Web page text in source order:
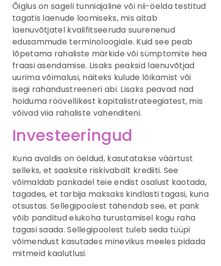
Õiglus on sageli tunniajaline või nii-öelda testitud
tagatis laenude loomiseks, mis aitab
laenuvõtjatel kvalifitseeruda suurenenud
edusammude terminoloogiale. Kuid see peab
lõpetama rahaliste märkide või sümptomite hea
fraasi asendamise. Lisaks peaksid laenuvõtjad
uurima võimalusi, näiteks kulude lõikamist või
isegi rahandustreeneri abi. Lisaks peavad nad
hoiduma röövellikest kapitalistrateegiatest, mis
võivad viia rahaliste vahenditeni.
Investeeringud
Kuna avaldis on öeldud, kasutatakse väärtust
selleks, et saaksite riskivabalt krediiti. See
võimaldab pankadel teie endist osalust kaotada,
tagades, et tarbija maksaks kindlasti tagasi, kuna
otsustas. Sellegipoolest tähendab see, et pank
võib panditud elukoha turustamisel kogu raha
tagasi saada. Sellegipoolest tuleb seda tüüpi
võimendust kasutades minevikus meeles pidada
mitmeid kaalutlusi.